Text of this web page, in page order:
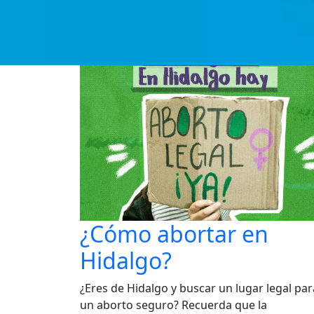
¿Cómo abortar en
Hidalgo?
¿Eres de Hidalgo y buscar un lugar legal
un aborto seguro? Recuerda que la